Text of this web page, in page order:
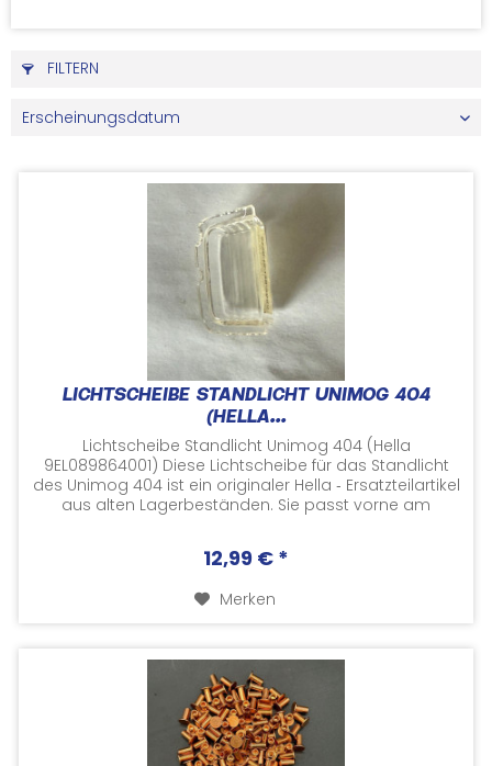
FILTERN
LICHTSCHEIBE STANDLICHT UNIMOG 404
(HELLA...
Lichtscheibe Standlicht Unimog 404 (Hella
9EL089864001) Diese Lichtscheibe für das Standlicht
des Unimog 404 ist ein originaler Hella ‑ Ersatzteilartikel
aus alten Lagerbeständen. Sie passt vorne am
12,99 € *
Merken